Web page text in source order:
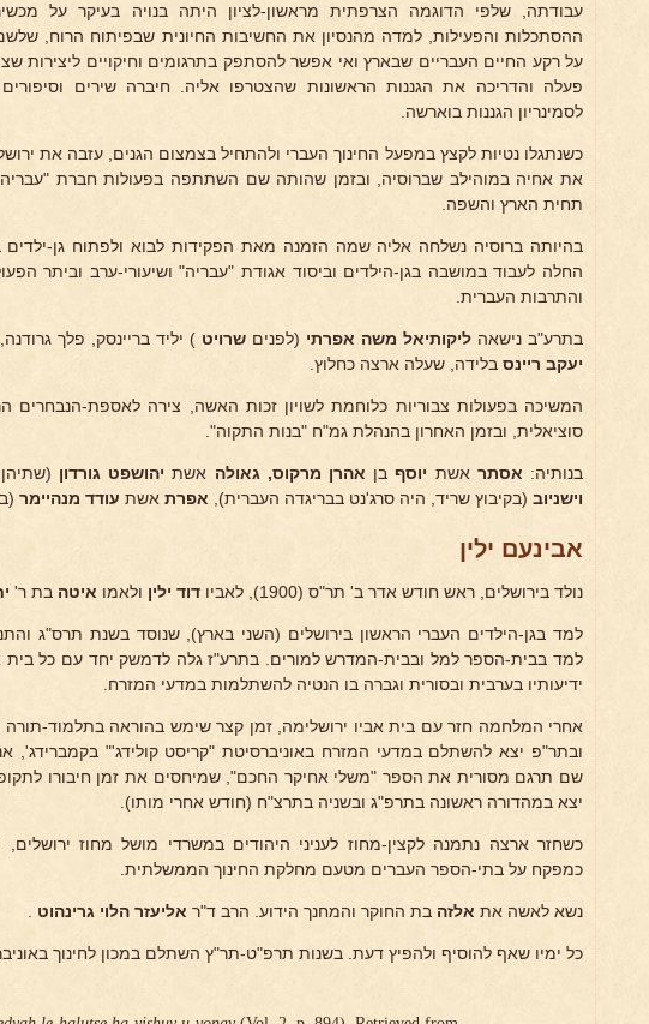
עבודתה, שלפי הדוגמה הצרפתית מראשון-לציון היתה בנויה בעיקר על
ההסתכלות והפעילות, למדה מהנסיון את החשיבות החיונית שבפיתוח הרוח, שלשם
על רקע החיים העבריים שבארץ ואי אפשר להסתפק בתרגומים וחיקויים ליצירות
פעלה והדריכה את הגננות הראשונות שהצטרפו אליה. חיברה שירים
לסמינריון הגננות בוארשה.
כשנתגלו נטיות לקצץ במפעל החינוך העברי ולהתחיל בצמצום הגנים, עזבה את
את אחיה במוהילב שברוסיה, ובזמן שהותה שם השתתפה בפעולות חברת
תחית הארץ והשפה.
בהיותה ברוסיה נשלחה אליה שמה הזמנה מאת הפקידות לבוא ולפתוח גן-
החלה לעבוד במושבה בגן-הילדים וביסוד אגודת "עבריה" ושיעורי-ערב וביתר
והתרבות העברית.
בתרע"ב נישאה ליקותיאל משה אפרתי (לפנים שרויט ) יליד בריינסק, פלך
יעקב ריינס בלידה, שעלה ארצה כחלוץ.
המשיכה בפעולות צבוריות כלוחמת לשויון זכות האשה, צירה לאספת-הנבחרים
סוציאלית, ובזמן האחרון בהנהלת גמ"ח "בנות התקוה".
בנותיה: אסתר אשת יוסף בן אהרן מרקוס, גאולה אשתיהושפט גורדון
וישניוב (בקיבוץ שריד, היה סרג'נט בבריגדה העברית), אפרת אשת עודד מנהיימר
אבינעם ילין
נולד בירושלים, ראש חודש אדר ב' תר"ס (1900), לאביו דוד ילין ולאמו איטה בת ר'
למד בגן-הילדים העברי הראשון בירושלים (השני בארץ), שנוסד בשנת תרס"ג
למד בבית-הספר למל ובבית-המדרש למורים. בתרע"ז גלה לדמשק יחד עם כל בית
ידיעותיו בערבית ובסורית וגברה בו הנטיה להשתלמות במדעי המזרח.
אחרי המלחמה חזר עם בית אביו ירושלימה, זמן קצר שימש בהוראה בתלמוד-
ובתר"פ יצא להשתלם במדעי המזרח באוניברסיטת "קריסט קולידג'" בקמברידג',
שם תרגם מסורית את הספר "משלי אחיקר החכם", שמיחסים את זמן חיבורו
יצא במהדורה ראשונה בתרפ"ג ובשניה בתרצ"ח (חודש אחרי מותו).
כשחזר ארצה נתמנה לקצין-מחוז לעניני היהודים במשרדי מושל מחוז
כמפקח על בתי-הספר העברים מטעם מחלקת החינוך הממשלתית.
נשא לאשה את אלזה בת החוקר והמחנך הידוע. הרב ד"ר אליעזר הלוי גרינהוט
כל ימיו שאף להוסיף ולהפיץ דעת. בשנות תרפ"ט-תר"ץ השתלם במכון לחינוך